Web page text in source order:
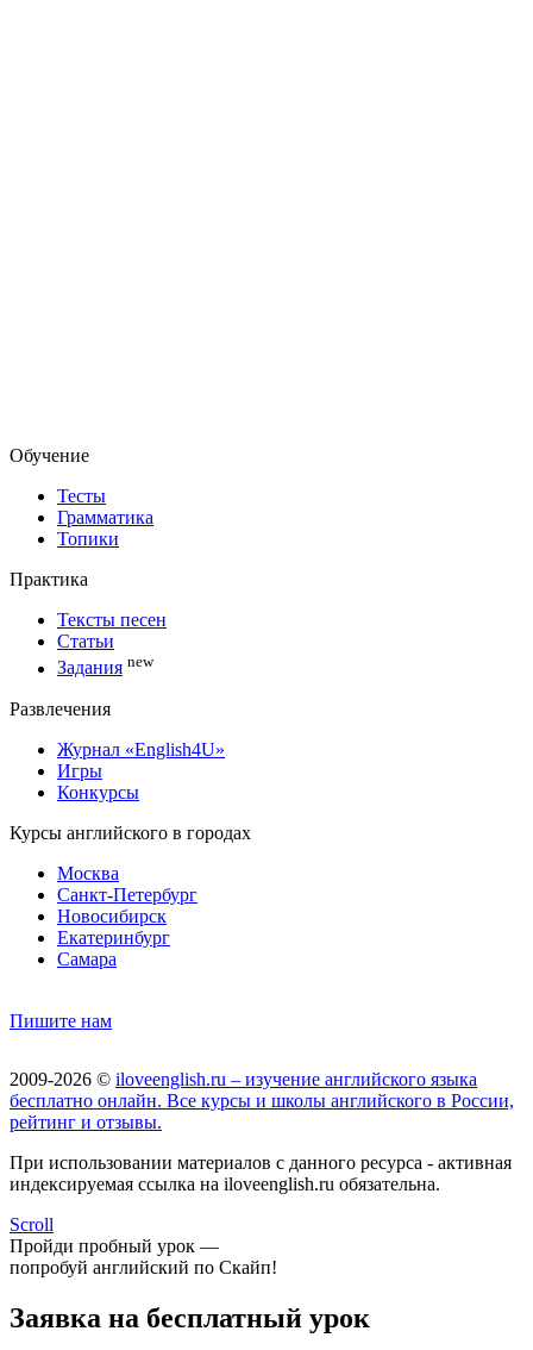
Обучение
Тесты
Грамматика
Топики
Практика
Тексты песен
Статьи
Задания new
Развлечения
Журнал «English4U»
Игры
Конкурсы
Курсы английского в городах
Москва
Санкт-Петербург
Новосибирск
Екатеринбург
Самара
Пишите нам
2009-2026 © iloveenglish.ru – изучение английского языка
бесплатно онлайн. Все курсы и школы английского в России,
рейтинг и отзывы.
При использовании материалов с данного ресурса - активная
индексируемая ссылка на iloveenglish.ru обязательна.
Scroll
Пройди пробный урок —
попробуй английский по Скайп!
Заявка на бесплатный урок